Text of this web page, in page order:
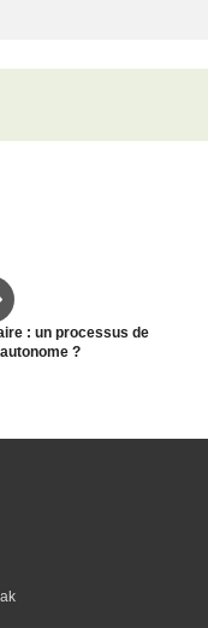
: un processus de
?